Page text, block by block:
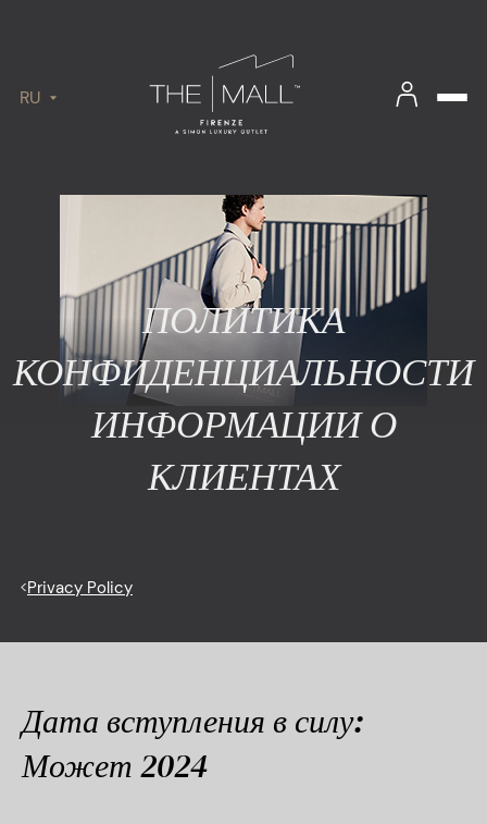
RU
ПОЛИТИКА
КОНФИДЕНЦИАЛЬНОСТИ
ИНФОРМАЦИИ О
КЛИЕНТАХ
<Privacy Policy
Дата вступления в силу:
Может 2024